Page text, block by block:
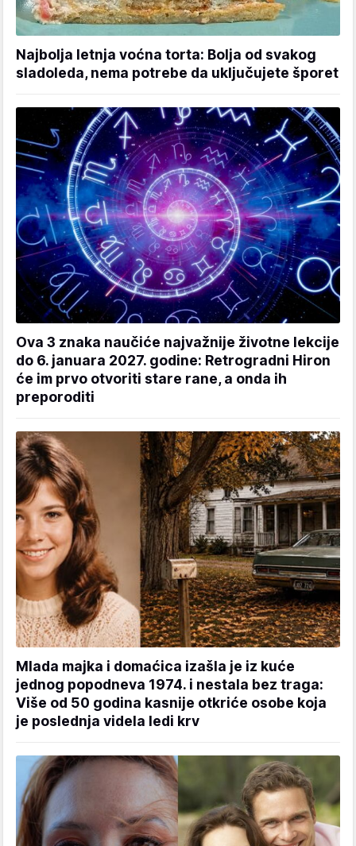
Najbolja letnja voćna torta: Bolja od svakog
sladoleda, nema potrebe da uključujete šporet
Ova 3 znaka naučiće najvažnije životne lekcije
do 6. januara 2027. godine: Retrogradni Hiron
će im prvo otvoriti stare rane, a onda ih
preporoditi
Mlada majka i domaćica izašla je iz kuće
jednog popodneva 1974. i nestala bez traga:
Više od 50 godina kasnije otkriće osobe koja
je poslednja videla ledi krv